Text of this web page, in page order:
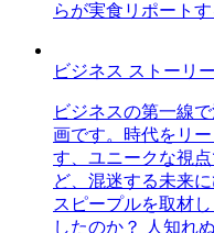
らが実食リポートす
ビジネス ストーリー
ビジネスの第一線
画です。時代をリ
す、ユニークな視
ど、混迷する未来
スピープルを取材
したのか？ 人知れ